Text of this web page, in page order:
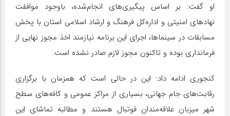
او گفت: بر اساس پیگیری‌های انجام‌شده، باوجود موافقت
نهادهای امنیتی و اداره‌کل فرهنگ و ارشاد اسلامی استان با پخش
مسابقات در سینماها، اجرای این برنامه نیازمند اخذ مجوز نهایی از
فرمانداری بوده و تاکنون مجوز لازم صادر نشده است.
کنجوری ادامه داد: این در حالی است که همزمان با برگزاری
رقابت‌های جام جهانی، بسیاری از مراکز عمومی و کافه‌های سطح
شهر میزبان علاقه‌مندان فوتبال هستند و مطالبه تماشای این